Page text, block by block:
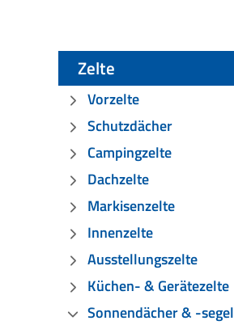
Zelte
Vorzelte
Schutzdächer
Campingzelte
Dachzelte
Markisenzelte
Innenzelte
Ausstellungszelte
Küchen- & Gerätezelte
Sonnendächer & -segel